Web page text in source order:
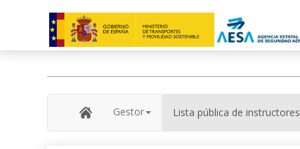
Gestor Lista pública de instructores